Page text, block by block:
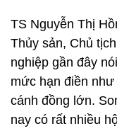
TS Nguyễn Thị
Thủy sản, Chủ
nghiệp gần đây
mức hạn điền
cánh đồng lớn.
nay có rất nhiều